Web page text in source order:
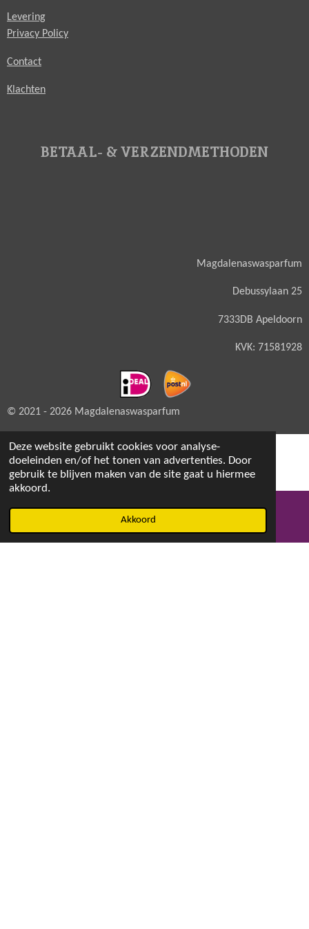
Deze website gebruikt cookies voor analyse-
doeleinden en/of het tonen van advertenties. Door
gebruik te blijven maken van de site gaat u hiermee
akkoord.
Akkoord
Levering
Privacy Policy
Contact
Klachten
BETAAL- & VERZENDMETHODEN
Magdalenaswasparfum
Debussylaan 25
7333DB Apeldoorn
KVK: 71581928
© 2021 - 2026 Magdalenaswasparfum